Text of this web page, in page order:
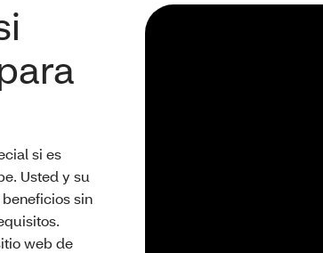
si es
Usted y su
sin
web de